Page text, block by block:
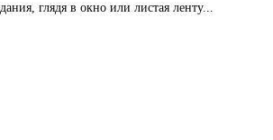
глядя в окно или листая ленту...